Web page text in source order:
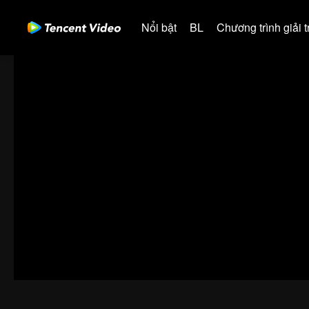
Nổi bật BL Chương trình giải